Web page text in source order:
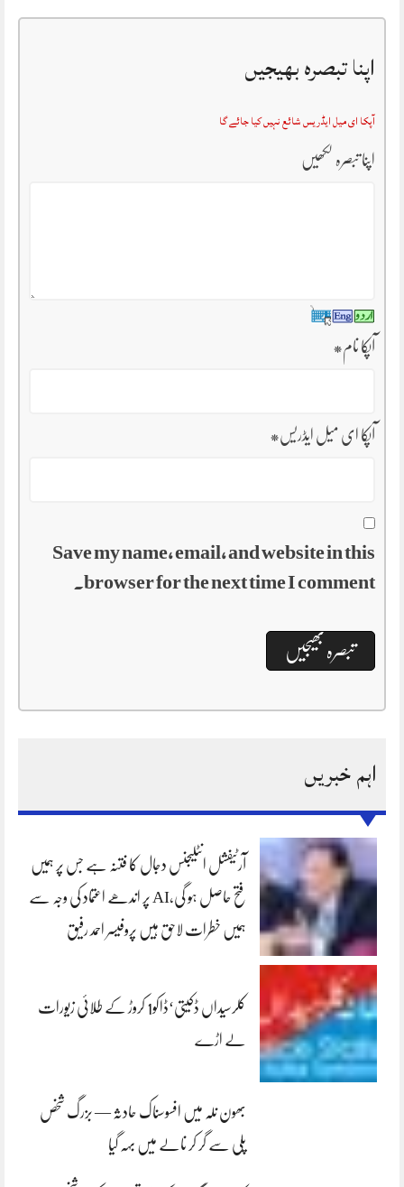
اپنا تبصرہ بھیجیں
آپکا ای میل ایڈریس شائع نہیں کیا جائے گا
اپنا تبصرہ لکھیں
آپکا نام*
آپکا ای میل ایڈریس*
Save my name, email, and website in this
browser for the next time I comment.
اہم خبریں
آرٹیفشل انٹلیجنس دجال کا فتنہ ہے جس پر ہمیں
فتح حاصل ہو گی،AI پر اندھے اعتماد کی وجہ سے
ہمیں خطرات لاحق ہیں پروفیسر احمد رفیق
کلرسیداں ڈکیتی‘ڈاکو1 کروڑ کے طلائی زیورات
لے اڑے
بھون نلہ میں افسوسناک حادثہ — بزرگ شخص
پلی سے گر کر نالے میں بہہ گیا